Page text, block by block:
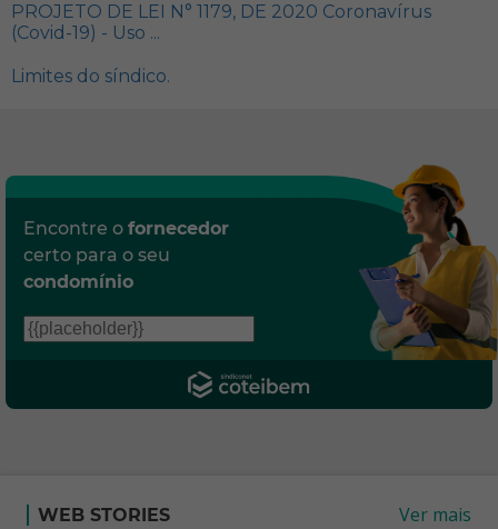
PROJETO DE LEI N° 1179, DE 2020 Coronavírus
(Covid-19) - Uso ...
Limites do síndico.
Encontre o fornecedor
certo para o seu
condomínio
WEB STORIES Ver mais